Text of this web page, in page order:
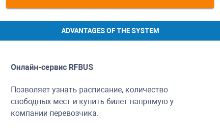
ADVANTAGES OF THE SYSTEM
Онлайн-сервис RFBUS
Позволяет узнать расписание, количество
свободных мест и купить билет напрямую у
компании перевозчика.